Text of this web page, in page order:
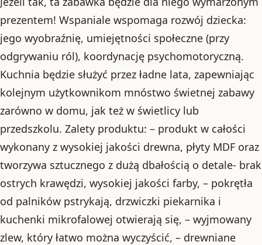
prezentem! Wspaniale wspomaga rozwój dziecka:
jego wyobraźnię, umiejętności społeczne (przy
odgrywaniu ról), koordynację psychomotoryczną.
Kuchnia będzie służyć przez ładne lata, zapewniając
kolejnym użytkownikom mnóstwo świetnej zabawy
zarówno w domu, jak też w świetlicy lub
przedszkolu. Zalety produktu: – produkt w całości
wykonany z wysokiej jakości drewna, płyty MDF oraz
tworzywa sztucznego z dużą dbałością o detale- brak
ostrych krawędzi, wysokiej jakości farby, – pokrętła
od palników pstrykają, drzwiczki piekarnika i
kuchenki mikrofalowej otwierają się, – wyjmowany
zlew, który łatwo można wyczyścić, – drewniane